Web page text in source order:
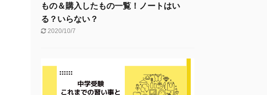
もの＆購入したもの一覧！ノートはい
る？いらない？
2020/10/7